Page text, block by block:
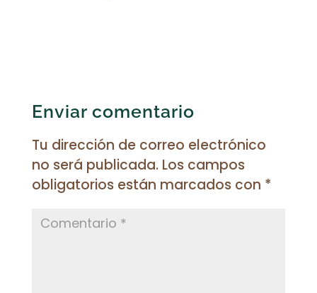
Enviar comentario
Tu dirección de correo electrónico
no será publicada. Los campos
obligatorios están marcados con *